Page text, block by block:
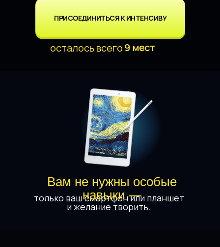
9 мест
осталось всего
ПРИСОЕДИНИТЬСЯ К ИНТЕНСИВУ
только ваш смартфон или планшет
и желание творить.
Вам не нужны особые
навыки —